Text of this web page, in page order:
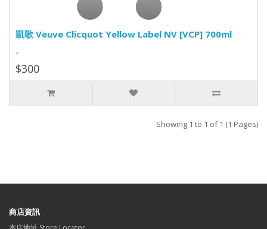
凱歌 Veuve Clicquot Yellow Label NV [VCP] 700ml
..
$300
Showing 1 to 1 of 1 (1 Pages)
商店資訊